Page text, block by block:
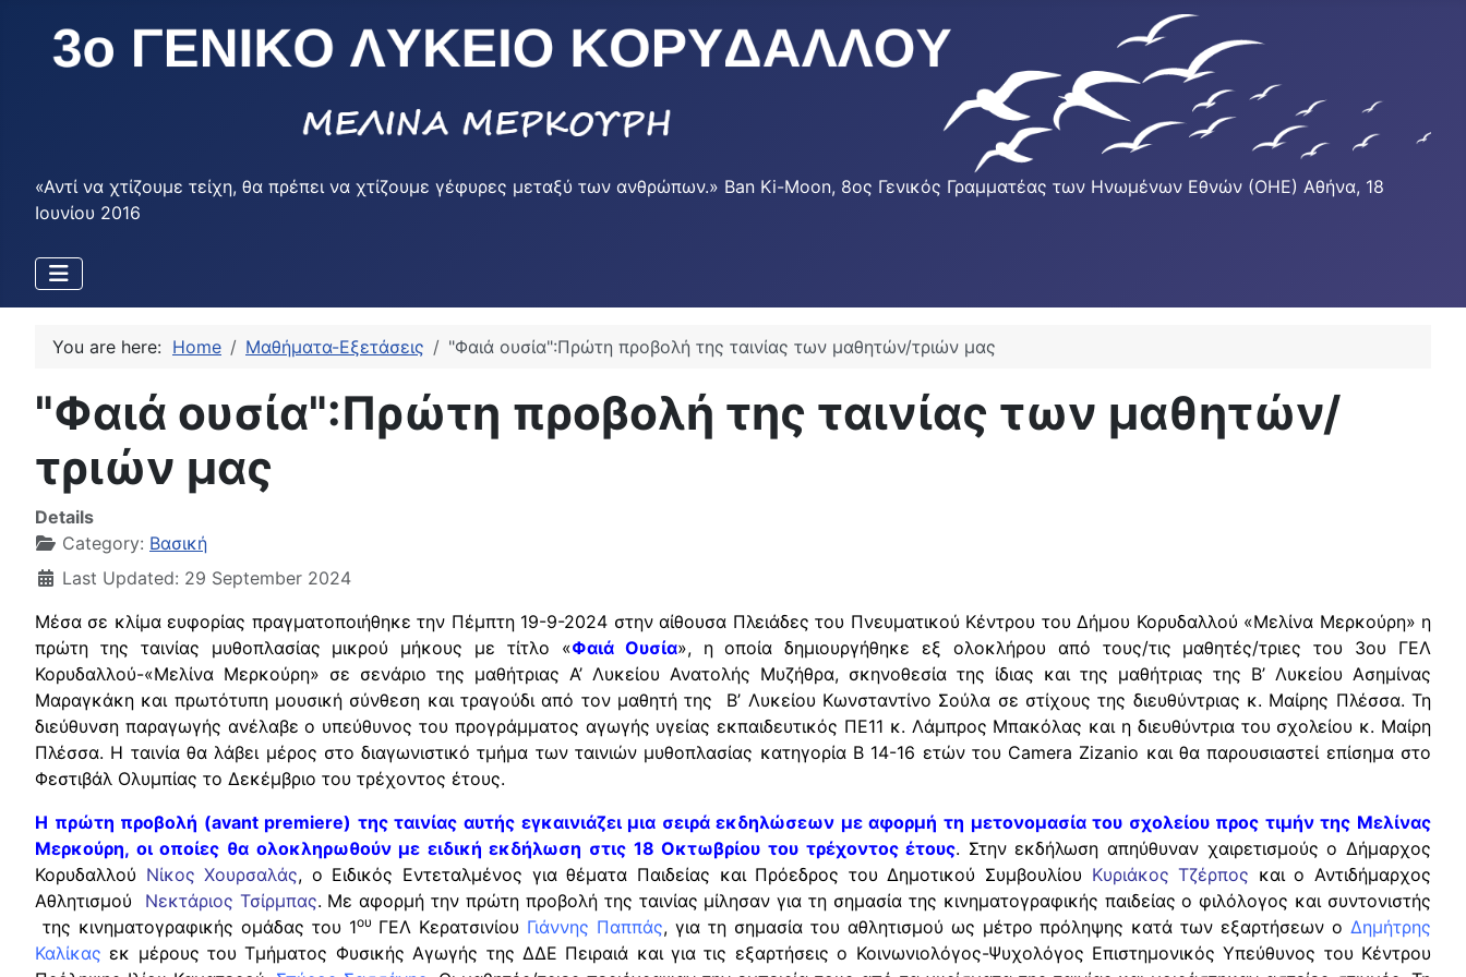
«Αντί να χτίζουμε τείχη, θα πρέπει να χτίζουμε γέφυρες μεταξύ των ανθρώπων.» Ban Ki-Moon, 8ος Γενικός Γραμματέας των Ηνωμένων Εθνών (ΟΗΕ) Αθήνα, 18
Ιουνίου 2016
You are here: Home Μαθήματα-Εξετάσεις "Φαιά ουσία":Πρώτη προβολή της ταινίας των μαθητών/τριών μας
"Φαιά ουσία":Πρώτη προβολή της ταινίας των μαθητών/
τριών μας
Details
Category: Βασική
Last Updated: 29 September 2024
Μέσα σε κλίμα ευφορίας πραγματοποιήθηκε την Πέμπτη 19-9-2024 στην αίθουσα Πλειάδες του Πνευματικού Κέντρου του Δήμου Κορυδαλλού «Μελίνα Μερκούρη» η
πρώτη της ταινίας μυθοπλασίας μικρού μήκους με τίτλο «Φαιά Ουσία», η οποία δημιουργήθηκε εξ ολοκλήρου από τους/τις μαθητές/τριες του 3ου ΓΕΛ
Κορυδαλλού-«Μελίνα Μερκούρη» σε σενάριο της μαθήτριας Α’ Λυκείου Ανατολής Μυζήθρα, σκηνοθεσία της ίδιας και της μαθήτριας της Β’ Λυκείου Ασημίνας
Μαραγκάκη και πρωτότυπη μουσική σύνθεση και τραγούδι από τον μαθητή της Β’ Λυκείου Κωνσταντίνο Σούλα σε στίχους της διευθύντριας κ. Μαίρης Πλέσσα. Τη
διεύθυνση παραγωγής ανέλαβε ο υπεύθυνος του προγράμματος αγωγής υγείας εκπαιδευτικός ΠΕ11 κ. Λάμπρος Μπακόλας και η διευθύντρια του σχολείου κ. Μαίρη
Πλέσσα. Η ταινία θα λάβει μέρος στο διαγωνιστικό τμήμα των ταινιών μυθοπλασίας κατηγορία Β 14-16 ετών του Camera Zizanio και θα παρουσιαστεί επίσημα στο
Φεστιβάλ Ολυμπίας το Δεκέμβριο του τρέχοντος έτους.
Η πρώτη προβολή (avant premiere) της ταινίας αυτής εγκαινιάζει μια σειρά εκδηλώσεων με αφορμή τη μετονομασία του σχολείου προς τιμήν της Μελίνας
Μερκούρη, οι οποίες θα ολοκληρωθούν με ειδική εκδήλωση στις 18 Οκτωβρίου του τρέχοντος έτους. Στην εκδήλωση απηύθυναν χαιρετισμούς ο Δήμαρχος
Κορυδαλλού Νίκος Χουρσαλάς, ο Ειδικός Εντεταλμένος για θέματα Παιδείας και Πρόεδρος του Δημοτικού Συμβουλίου Κυριάκος Τζέρπος και ο Αντιδήμαρχος
Αθλητισμού Νεκτάριος Τσίρμπας. Με αφορμή την πρώτη προβολή της ταινίας μίλησαν για τη σημασία της κινηματογραφικής παιδείας ο φιλόλογος και συντονιστής
της κινηματογραφικής ομάδας του 1ου ΓΕΛ Κερατσινίου Γιάννης Παππάς, για τη σημασία του αθλητισμού ως μέτρο πρόληψης κατά των εξαρτήσεων οΔημήτρης
Καλίκας εκ μέρους του Τμήματος Φυσικής Αγωγής της ΔΔΕ Πειραιά και για τις εξαρτήσεις ο Κοινωνιολόγος-Ψυχολόγος Επιστημονικός Υπεύθυνος του Κέντρου